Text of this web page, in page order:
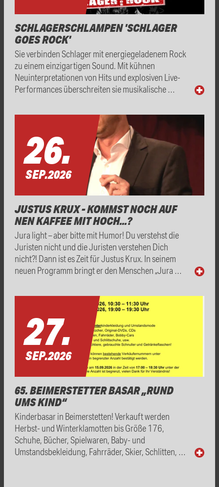
SCHLAGERSCHLAMPEN 'SCHLAGER
GOES ROCK'
Sie verbinden Schlager mit energiegeladenem Rock
zu einem einzigartigen Sound. Mit kühnen
Neuinterpretationen von Hits und explosiven Live-
Performances überschreiten sie musikalische …
26.
SEP.2026
JUSTUS KRUX - KOMMST NOCH AUF
NEN KAFFEE MIT HOCH...?
Jura light – aber bitte mit Humor! Du verstehst die
Juristen nicht und die Juristen verstehen Dich
nicht?! Dann ist es Zeit für Justus Krux. In seinem
neuen Programm bringt er den Menschen „Jura …
27.
SEP.2026
65. BEIMERSTETTER BASAR „RUND
UMS KIND“
Kinderbasar in Beimerstetten! Verkauft werden
Herbst- und Winterklamotten bis Größe 176,
Schuhe, Bücher, Spielwaren, Baby- und
Umstandsbekleidung, Fahrräder, Skier, Schlitten, …